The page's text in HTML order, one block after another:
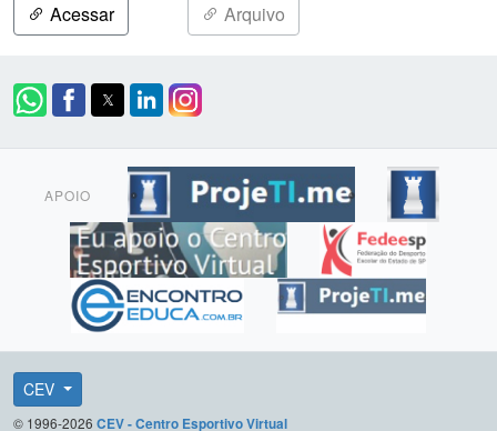
Acessar Arquivo
APOIO
CEV
© 1996-2026 CEV - Centro Esportivo Virtual